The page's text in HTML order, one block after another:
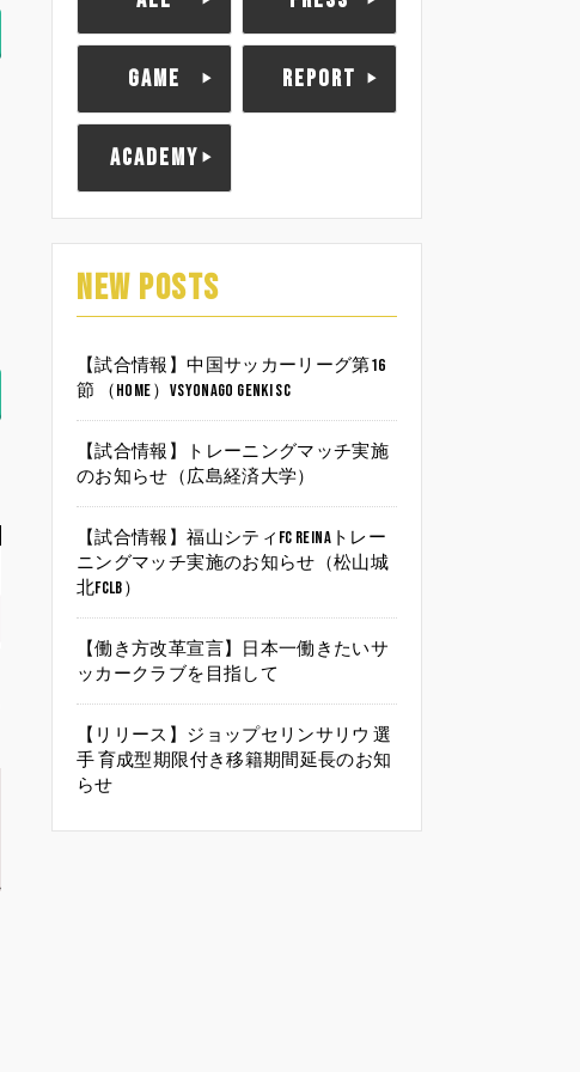
GAME REPORT
ACADEMY
NEW POSTS
【試合情報】中国サッカーリーグ第16
節 （HOME）vsYonago Genki SC
【試合情報】トレーニングマッチ実施
のお知らせ（広島経済大学）
【試合情報】福山シティFC Reinaトレー
ニングマッチ実施のお知らせ（松山城
北FCLB）
【働き方改革宣言】日本一働きたいサ
ッカークラブを目指して
【リリース】ジョップセリンサリウ 選
手 育成型期限付き移籍期間延長のお知
らせ